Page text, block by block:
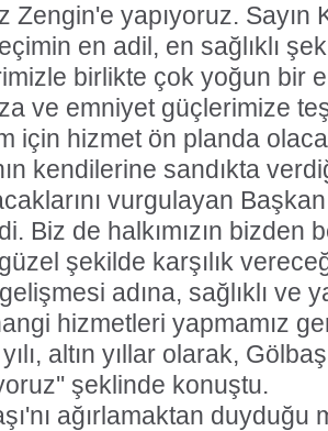
Zengin'e yapıyoruz. Sayın
en adil, en sağlıklı
birlikte çok yoğun bir
ve emniyet güçlerimize
için hizmet ön planda
kendilerine sandıkta
vurgulayan Başkan
Biz de halkımızın bizden
şekilde karşılık
adına, sağlıklı ve
hizmetleri yapmamız
altın yıllar olarak,
şeklinde konuştu.
ağırlamaktan duyduğu